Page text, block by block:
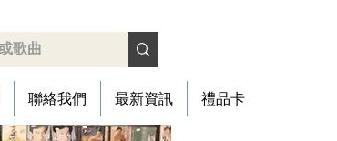
聯絡我們 最新資訊 禮品卡